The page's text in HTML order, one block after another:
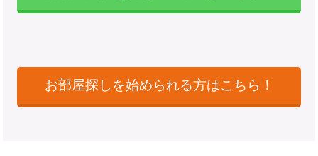
お部屋探しを始められる方はこちら！